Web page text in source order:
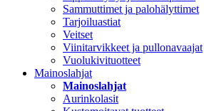
Sammuttimet ja palohälyttimet
Tarjoiluastiat
Veitset
Viinitarvikkeet ja pullonavaajat
Vuolukivituotteet
Mainoslahjat
Mainoslahjat
Aurinkolasit